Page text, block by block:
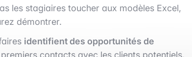
les stagiaires toucher aux modèles Excel,
démontrer.
identifient des opportunités de
contacts avec les clients potentiels.